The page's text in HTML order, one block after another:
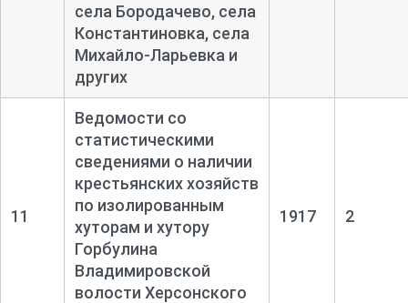
села Бородачево, села
Константиновка, села
Михайло-Ларьевка и
других
11
Ведомости со
статистическими
сведениями о наличии
крестьянских хозяйств
по изолированным
хуторам и хутору
Горбулина
Владимировской
волости Херсонского
1917 2